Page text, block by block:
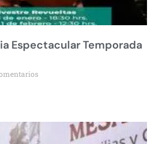
Espectacular Temporada